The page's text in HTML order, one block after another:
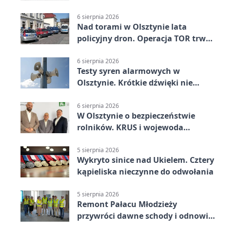
6 sierpnia 2026
Nad torami w Olsztynie lata
policyjny dron. Operacja TOR trwa
6 sierpnia 2026
Testy syren alarmowych w
Olsztynie. Krótkie dźwięki nie
6 sierpnia 2026
W Olsztynie o bezpieczeństwie
rolników. KRUS i wojewoda
5 sierpnia 2026
Wykryto sinice nad Ukielem. Cztery
kąpieliska nieczynne do odwołania
5 sierpnia 2026
Remont Pałacu Młodzieży
przywróci dawne schody i odnowi